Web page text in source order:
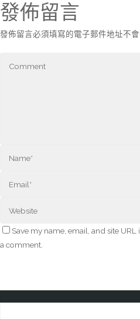
發佈留言
發佈留言必須填寫的電子郵件地址不會
Save my name, email, and site
a comment.